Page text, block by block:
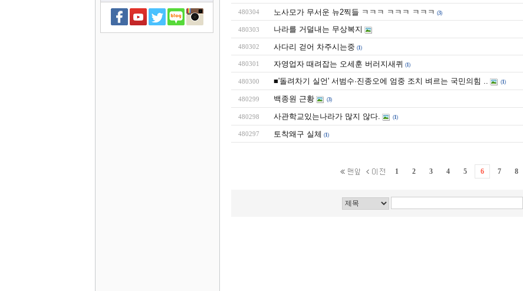
480304 노사모가 무서운 뉴2찍들 ㅋㅋㅋ ㅋㅋㅋ ㅋㅋㅋ (3)
480303 나라를 거덜내는 무상복지
480302 사다리 걷어 차주시는중 (1)
480301 자영업자 때려잡는 오세훈 버러지새퀴 (1)
480300 ■'돌려차기 실언' 서범수·진종오에 엄중 조치 벼르는 국민의힘 .. (1)
480299 백종원 근황 (3)
480298 사관학교있는나라가 많지 않다. (1)
480297 토착왜구 실체 (1)
1 2 3 4 5 6 7 8